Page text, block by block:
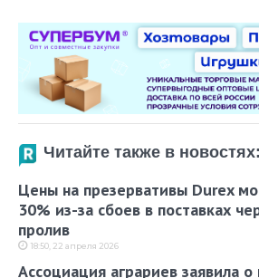
Читайте также в новостях:
Цены на презервативы Durex
30% из-за сбоев в поставках
пролив
18:50, 22 апреля 2026
Ассоциация аграриев заявила